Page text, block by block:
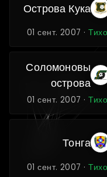
Острова Кука
01 сент. 2007 ·
Соломоновы
острова
01 сент. 2007 ·
Тонга
01 сент. 2007 ·